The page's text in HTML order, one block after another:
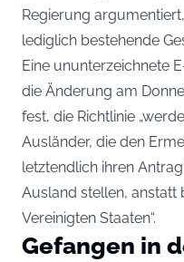
Regierung
lediglich bestehende
Eine ununterzeichnete
die Änderung am
fest, die Richtlinie
Ausländer, die den
letztendlich ihren
Ausland stellen, anstatt
Vereinigten Staaten“.
Gefangen in